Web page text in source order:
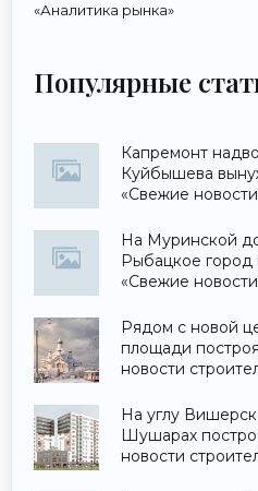
«Аналитика рынка»
Популярные
Капремонт
Куйбышева
«Свежие
На Муринской
Рыбацкое город
«Свежие
Рядом с новой
площади
новости
На углу
Шушарах
новости